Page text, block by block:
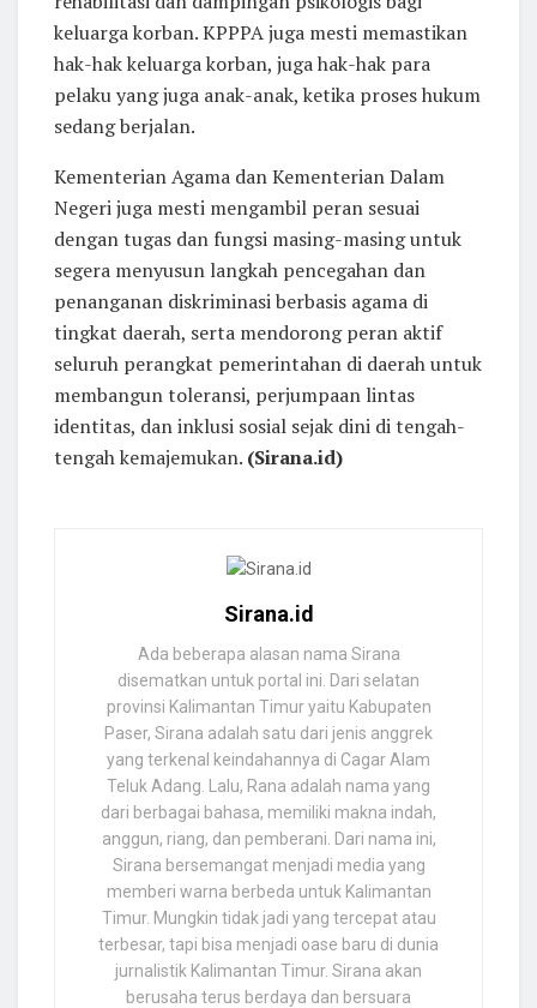
keluarga korban. KPPPA juga mesti memastikan
hak-hak keluarga korban, juga hak-hak para
pelaku yang juga anak-anak, ketika proses hukum
sedang berjalan.
Kementerian Agama dan Kementerian Dalam
Negeri juga mesti mengambil peran sesuai
dengan tugas dan fungsi masing-masing untuk
segera menyusun langkah pencegahan dan
penanganan diskriminasi berbasis agama di
tingkat daerah, serta mendorong peran aktif
seluruh perangkat pemerintahan di daerah untuk
membangun toleransi, perjumpaan lintas
identitas, dan inklusi sosial sejak dini di tengah-
tengah kemajemukan. (Sirana.id)
Sirana.id
Ada beberapa alasan nama Sirana
disematkan untuk portal ini. Dari selatan
provinsi Kalimantan Timur yaitu Kabupaten
Paser, Sirana adalah satu dari jenis anggrek
yang terkenal keindahannya di Cagar Alam
Teluk Adang. Lalu, Rana adalah nama yang
dari berbagai bahasa, memiliki makna indah,
anggun, riang, dan pemberani. Dari nama ini,
Sirana bersemangat menjadi media yang
memberi warna berbeda untuk Kalimantan
Timur. Mungkin tidak jadi yang tercepat atau
terbesar, tapi bisa menjadi oase baru di dunia
jurnalistik Kalimantan Timur. Sirana akan
berusaha terus berdaya dan bersuara